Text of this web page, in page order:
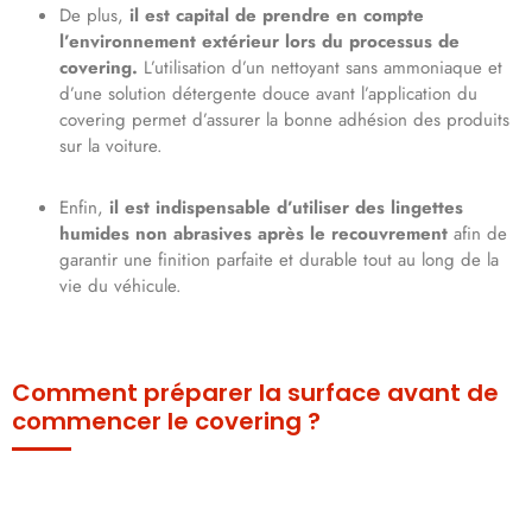
De plus, il est capital de prendre en compte
l’environnement extérieur lors du processus de
covering. L’utilisation d’un nettoyant sans ammoniaque et
d’une solution détergente douce avant l’application du
covering permet d’assurer la bonne adhésion des produits
sur la voiture.
Enfin, il est indispensable d’utiliser des lingettes
humides non abrasives après le recouvrement afin de
garantir une finition parfaite et durable tout au long de la
vie du véhicule.
Comment préparer la surface avant de
commencer le covering ?